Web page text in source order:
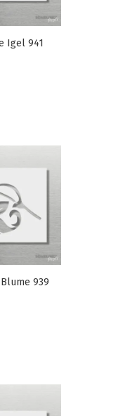
Igel 941
939